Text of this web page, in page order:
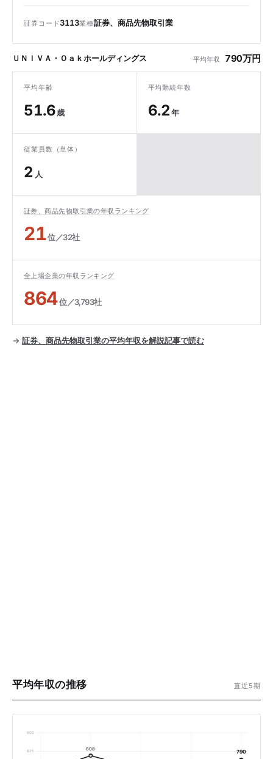
証券コード3113業種証券、商品先物取引業
ＵＮＩＶＡ・Ｏａｋホールディングス 平均年収 790万円
平均年齢
51.6歳
平均勤続年数
6.2年
従業員数（単体）
2 人
証券、商品先物取引業の年収ランキング
21位／32社
全上場企業の年収ランキング
864位／3,793社
→ 証券、商品先物取引業の平均年収を解説記事で読む
平均年収の推移 直近5期
900
825 808 790